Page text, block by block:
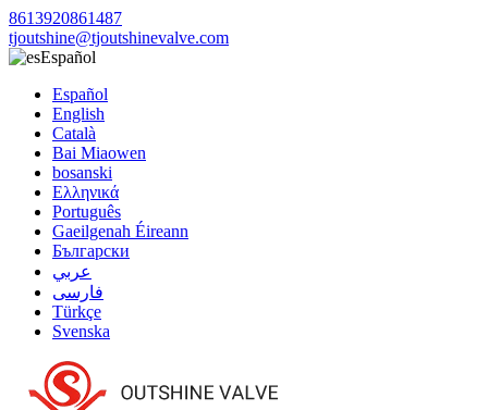
8613920861487
tjoutshine@tjoutshinevalve.com
Español
Español
English
Català
Bai Miaowen
bosanski
Ελληνικά
Português
Gaeilgenah Éireann
Български
عربي
فارسی
Türkçe
Svenska